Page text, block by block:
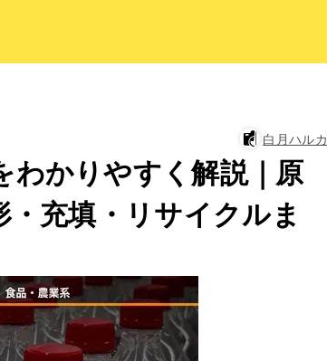
白月ハルカ
わかりやすく解説｜原
充填・リサイクルま